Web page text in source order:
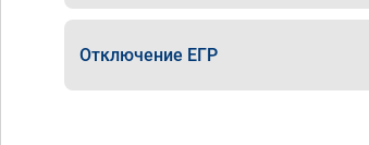
Отключение ЕГР